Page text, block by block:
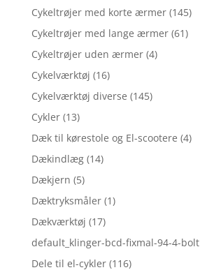
Cykeltrøjer med korte ærmer (145)
Cykeltrøjer med lange ærmer (61)
Cykeltrøjer uden ærmer (4)
Cykelværktøj (16)
Cykelværktøj diverse (145)
Cykler (13)
Dæk til kørestole og El-scootere (4)
Dækindlæg (14)
Dækjern (5)
Dæktryksmåler (1)
Dækværktøj (17)
default_klinger-bcd-fixmal-94-4-bolt
Dele til el-cykler (116)